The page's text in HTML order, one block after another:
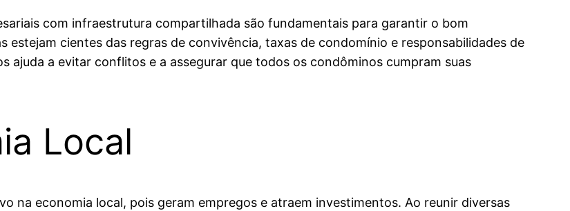
com infraestrutura compartilhada são fundamentais para garantir o bom
cientes das regras de convivência, taxas de condomínio e responsabilidades de
ajuda a evitar conflitos e a assegurar que todos os condôminos cumpram suas
Local
na economia local, pois geram empregos e atraem investimentos. Ao reunir diversas